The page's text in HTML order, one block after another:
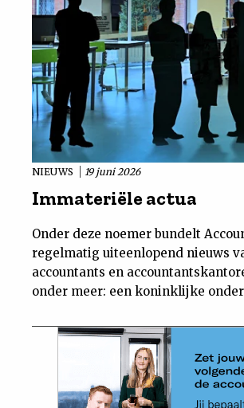
NIEUWS 19 juni 2026
Immateriële actua
Onder deze noemer bundelt
regelmatig uiteenlopend nieuws
accountants en
onder meer: een koninklijke